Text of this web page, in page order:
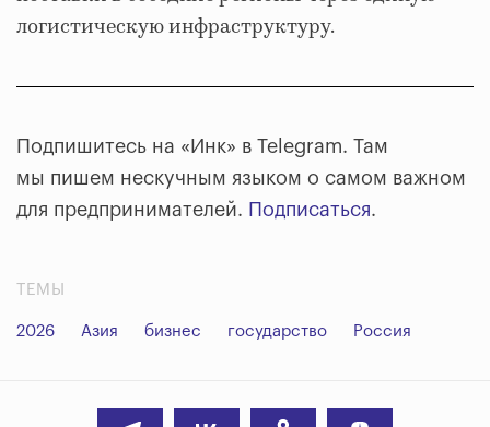
логистическую инфраструктуру.
Подпишитесь на «Инк» в Telegram. Там
мы пишем нескучным языком о самом важном
для предпринимателей. Подписаться.
ТЕМЫ
2026 Азия бизнес государство Россия